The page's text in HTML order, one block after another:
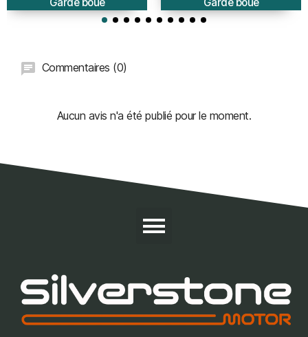
Commentaires (0)
Aucun avis n'a été publié pour le moment.